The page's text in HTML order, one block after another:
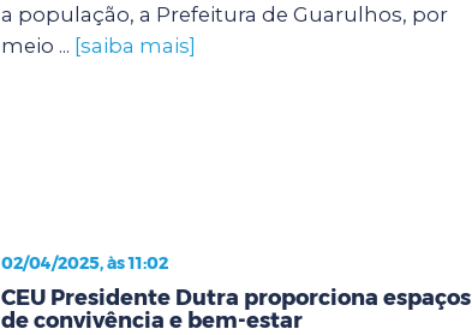
a população, a Prefeitura de Guarulhos, por
meio ... [saiba mais]
02/04/2025, às 11:02
CEU Presidente Dutra proporciona espaços
de convivência e bem-estar